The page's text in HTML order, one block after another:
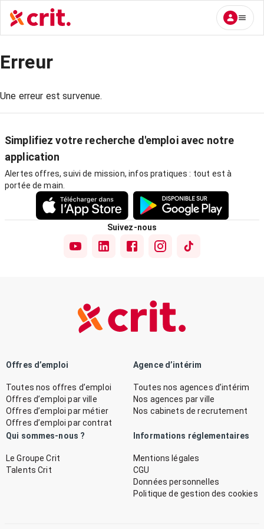
Erreur
Une erreur est survenue.
Simplifiez votre recherche d'emploi avec notre
application
Alertes offres, suivi de mission, infos pratiques : tout est à
portée de main.
Suivez-nous
Offres d’emploi
Toutes nos offres d’emploi
Offres d’emploi par ville
Offres d’emploi par métier
Offres d’emploi par contrat
Agence d’intérim
Toutes nos agences d’intérim
Nos agences par ville
Nos cabinets de recrutement
Qui sommes-nous ?
Le Groupe Crit
Talents Crit
Informations réglementaires
Mentions légales
CGU
Données personnelles
Politique de gestion des cookies